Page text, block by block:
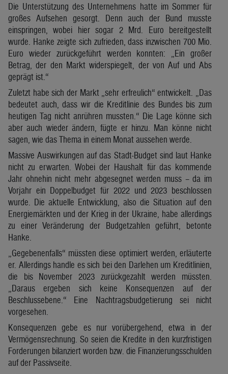
Die Unterstützung des Unternehmens hatte im Sommer für
großes Aufsehen gesorgt. Denn auch der Bund musste
einspringen, wobei hier sogar 2 Mrd. Euro bereitgestellt
wurde. Hanke zeigte sich zufrieden, dass inzwischen 700 Mio.
Euro wieder zurückgeführt werden konnten: „Ein großer
Betrag, der den Markt widerspiegelt, der von Auf und Abs
geprägt ist.“
Zuletzt habe sich der Markt „sehr erfreulich“ entwickelt. „Das
bedeutet auch, dass wir die Kreditlinie des Bundes bis zum
heutigen Tag nicht anrühren mussten.“ Die Lage könne sich
aber auch wieder ändern, fügte er hinzu. Man könne nicht
sagen, wie das Thema in einem Monat aussehen werde.
Massive Auswirkungen auf das Stadt-Budget sind laut Hanke
nicht zu erwarten. Wobei der Haushalt für das kommende
Jahr ohnehin nicht mehr abgesegnet werden muss – da im
Vorjahr ein Doppelbudget für 2022 und 2023 beschlossen
wurde. Die aktuelle Entwicklung, also die Situation auf den
Energiemärkten und der Krieg in der Ukraine, habe allerdings
zu einer Veränderung der Budgetzahlen geführt, betonte
Hanke.
„Gegebenenfalls“ müssten diese optimiert werden, erläuterte
er. Allerdings handle es sich bei den Darlehen um Kreditlinien,
die bis November 2023 zurückgezahlt werden müssten.
„Daraus ergeben sich keine Konsequenzen auf der
Beschlussebene.“ Eine Nachtragsbudgetierung sei nicht
vorgesehen.
Konsequenzen gebe es nur vorübergehend, etwa in der
Vermögensrechnung. So seien die Kredite in den kurzfristigen
Forderungen bilanziert worden bzw. die Finanzierungsschulden
auf der Passivseite.